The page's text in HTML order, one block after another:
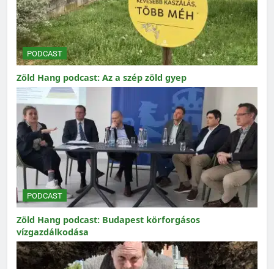
PODCAST
Zöld Hang podcast: Az a szép zöld gyep
PODCAST
Zöld Hang podcast: Budapest körforgásos
vízgazdálkodása